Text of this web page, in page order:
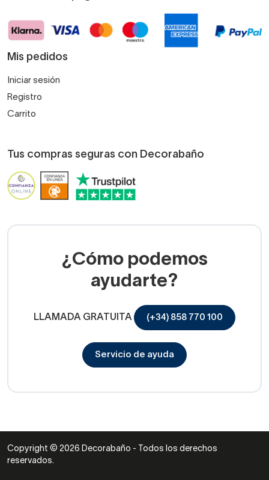
Mis pedidos
Iniciar sesión
Registro
Carrito
Tus compras seguras con Decorabaño
¿Cómo podemos
ayudarte?
LLAMADA GRATUITA (+34) 858 770 100
Servicio de ayuda
Copyright © 2026 Decorabaño - Todos los derechos
reservados.